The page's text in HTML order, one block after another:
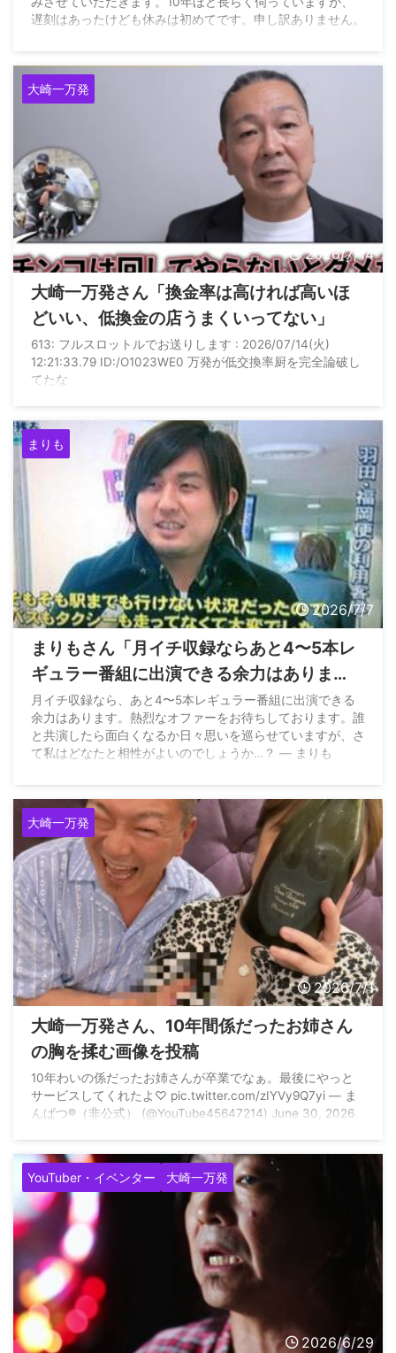
遅刻はあったけども休みは初めてです。申し訳ありません。
大崎一万発
2026/7/14
大崎一万発さん「換金率は高ければ高いほ
どいい、低換金の店うまくいってない」
613: フルスロットルでお送りします : 2026/07/14(火)
12:21:33.79 ID:/O1023WE0 万発が低交換率厨を完全論破し
てたな
まりも
2026/7/7
まりもさん「月イチ収録ならあと4〜5本レ
ギュラー番組に出演できる余力はありま
す。熱烈なオファーをお待ちしておりま
す。」
月イチ収録なら、あと4〜5本レギュラー番組に出演できる
余力はあります。熱烈なオファーをお待ちしております。誰
と共演したら面白くなるか日々思いを巡らせていますが、さ
て私はどなたと相性がよいのでしょうか…？ — まりも
大崎一万発
2026/7/1
大崎一万発さん、10年間係だったお姉さん
の胸を揉む画像を投稿
10年わいの係だったお姉さんが卒業でなぁ。最後にやっと
サービスしてくれたよ♡ pic.twitter.com/zIYVy9Q7yi — ま
んぱつ®️（非公式） (@YouTube45647214) June 30, 2026
YouTuber・イベンター 大崎一万発
2026/6/29